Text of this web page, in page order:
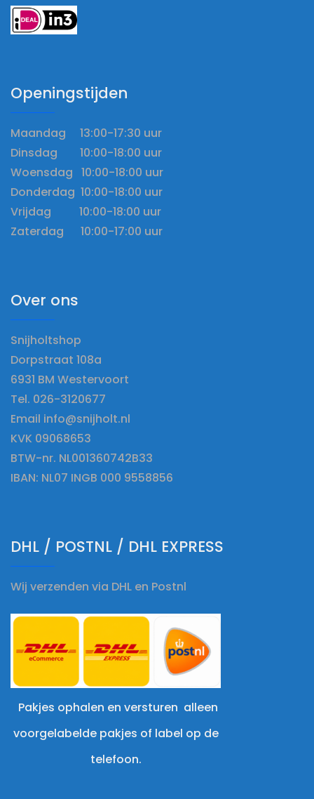
Openingstijden
Maandag 13:00-17:30 uur
Dinsdag 10:00-18:00 uur
Woensdag 10:00-18:00 uur
Donderdag 10:00-18:00 uur
Vrijdag 10:00-18:00 uur
Zaterdag 10:00-17:00 uur
Over ons
Snijholtshop
Dorpstraat 108a
6931 BM Westervoort
Tel. 026-3120677
Email info@snijholt.nl
KVK 09068653
BTW-nr. NL001360742B33
IBAN: NL07 INGB 000 9558856
DHL / POSTNL / DHL EXPRESS
Wij verzenden via DHL en Postnl
Pakjes ophalen en versturen alleen
voorgelabelde pakjes of label op de
telefoon.